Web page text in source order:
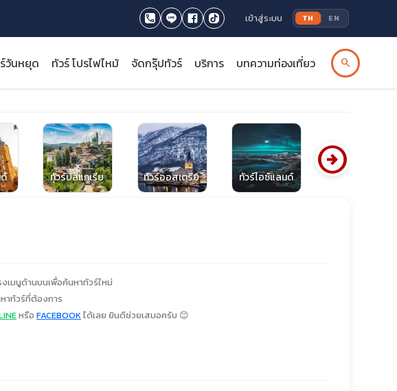
เข้าสู่ระบบ TH EN
วันหยุด ทัวร์ โปรไฟไหม้ จัดกรุ๊ปทัวร์ บริการ บทความท่องเที่ยว search
ทัวร์บัลแกเรีย ทัวร์ออสเตรีย ทัวร์ไอซ์แลนด์ ทัวร์โรมาเนีย
arrow_circle_right
มนูด้านบนเพื่อค้นหาทัวร์ใหม่
าทัวร์ที่ต้องการ
หรือ FACEBOOKได้เลย ยินดีช่วยเสมอครับ 😊